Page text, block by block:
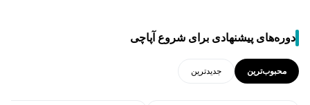
دوره‌های پیشنهادی برای شروع آپاچی
محبوب‌ترین جدید‌ترین